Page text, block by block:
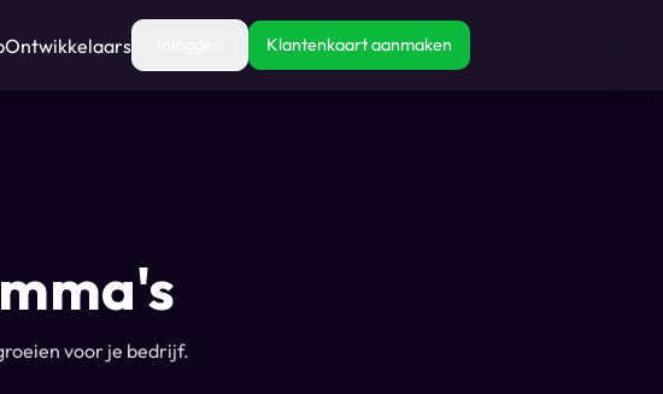
Ontwikkelaars Klantenkaart aanmaken
voor je bedrijf.